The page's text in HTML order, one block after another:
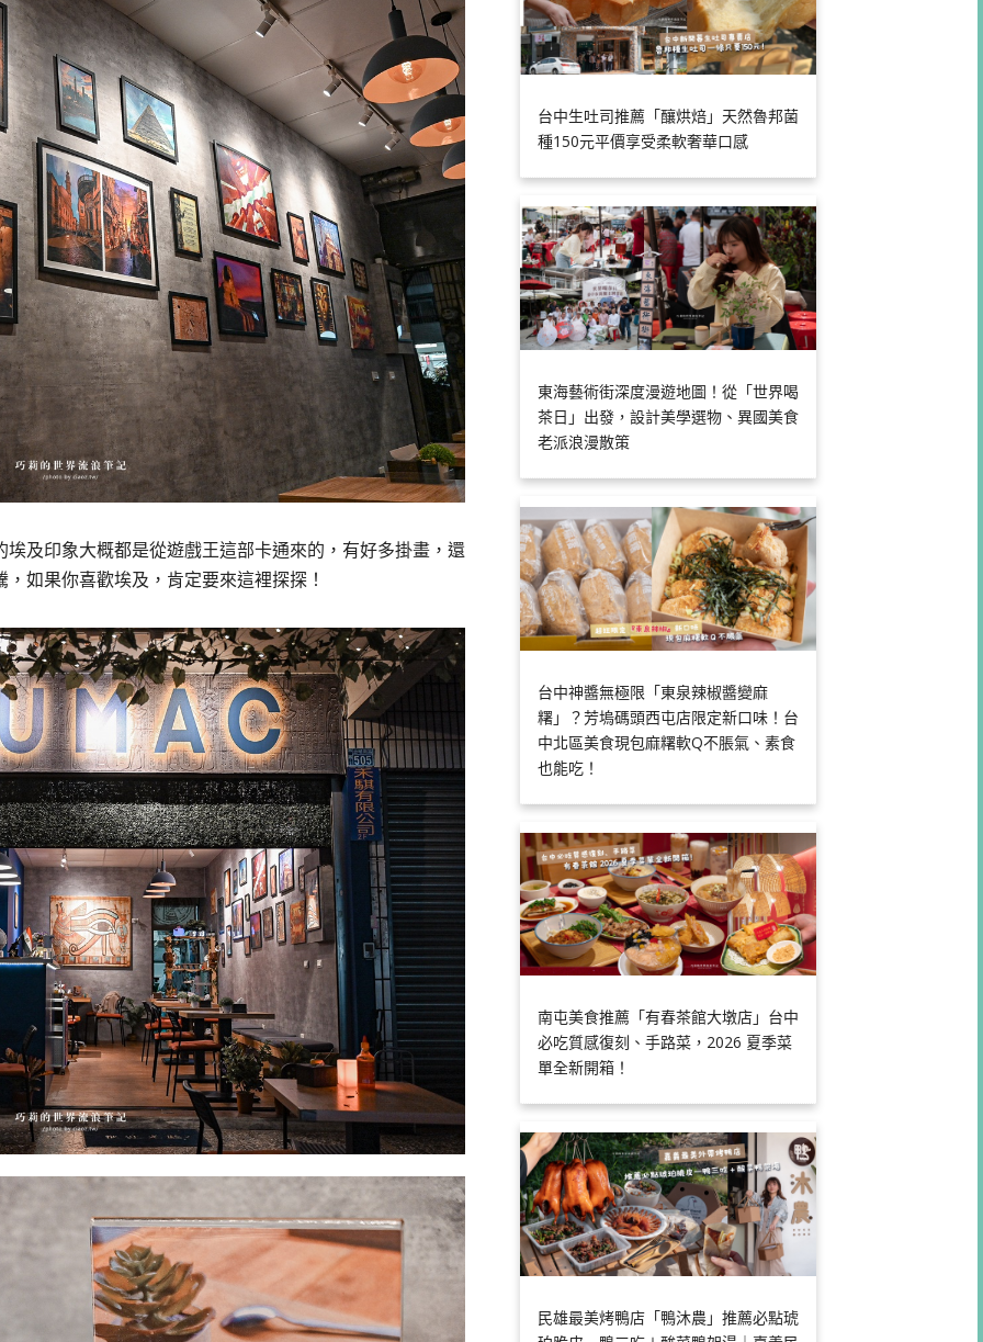
及印象大概都是從遊戲王這部卡通來的，有好多掛畫，還
如果你喜歡埃及，肯定要來這裡探探！
台中生吐司推薦「釀烘焙」天然魯邦菌
種150元平價享受柔軟奢華口感
東海藝術街深度漫遊地圖！從「世界喝
茶日」出發，設計美學選物、異國美食
老派浪漫散策
台中神醬無極限「東泉辣椒醬變麻
糬」？芳塢碼頭西屯店限定新口味！台
中北區美食現包麻糬軟Q不脹氣、素食
也能吃！
南屯美食推薦「有春茶館大墩店」台中
必吃質感復刻、手路菜，2026 夏季菜
單全新開箱！
民雄最美烤鴨店「鴨沐農」推薦必點琥